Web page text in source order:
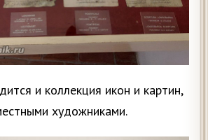
и коллекция икон и картин,
художниками.